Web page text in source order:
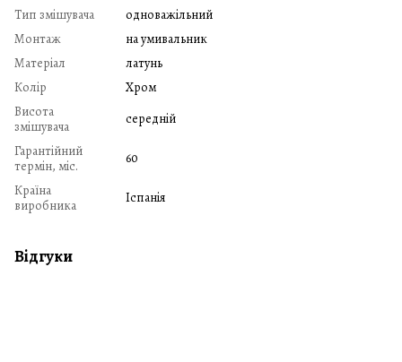
Тип змішувача
одноважільний
Монтаж
на умивальник
Матеріал
латунь
Колір
Хром
Висота
змішувача
середній
Гарантійний
термін, міс.
60
Країна
виробника
Іспанія
Відгуки